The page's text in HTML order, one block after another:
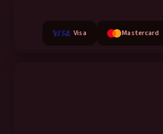
Visa Mastercard